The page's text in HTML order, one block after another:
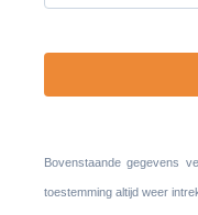
Bovenstaande gegevens
toestemming altijd weer